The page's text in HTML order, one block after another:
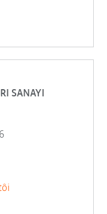
SANAYI